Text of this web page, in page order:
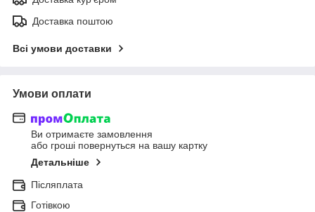
Доставка поштою
Всі умови доставки
Умови оплати
Ви отримаєте замовлення
або гроші повернуться на вашу картку
Детальніше
Післяплата
Готівкою